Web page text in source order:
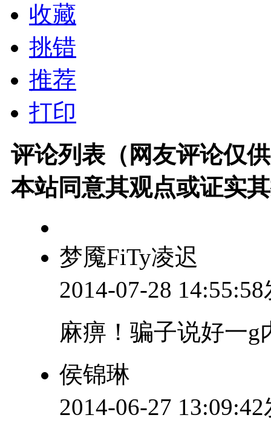
收藏
挑错
推荐
打印
评论列表（网友评论仅
本站同意其观点或证实
梦魇FiTy凌迟
2014-07-28
麻痹！骗子说好一g
侯锦琳
2014-06-27